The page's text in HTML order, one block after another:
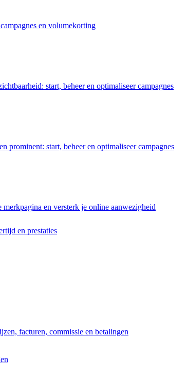
en volumekorting
start, beheer en optimaliseer campagnes
prominent: start, beheer en optimaliseer campagnes
merkpagina en versterk je online aanwezigheid
en prestaties
facturen, commissie en betalingen